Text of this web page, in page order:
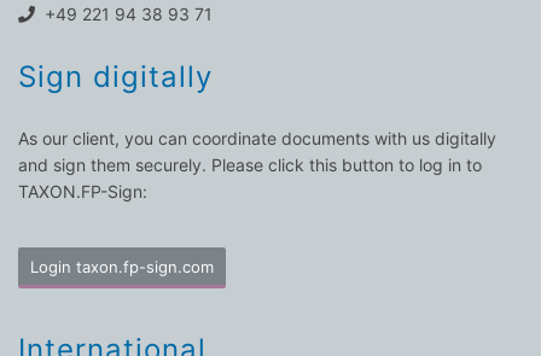
+49 221 94 38 93 71
Sign digitally
As our client, you can coordinate documents with us digitally
and sign them securely. Please click this button to log in to
TAXON.FP-Sign:
Login taxon.fp-sign.com
International